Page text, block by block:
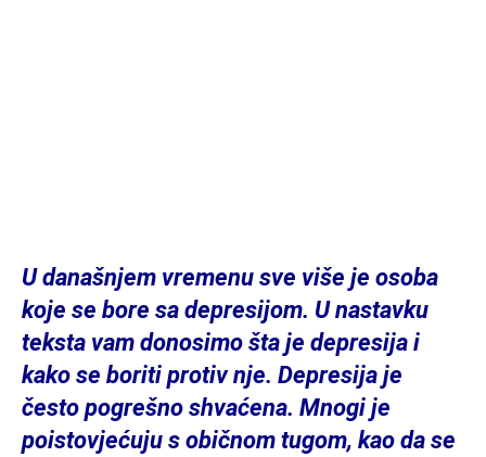
U današnjem vremenu sve više je osoba
koje se bore sa depresijom. U nastavku
teksta vam donosimo šta je depresija i
kako se boriti protiv nje. Depresija je
često pogrešno shvaćena. Mnogi je
poistovjećuju s običnom tugom, kao da se